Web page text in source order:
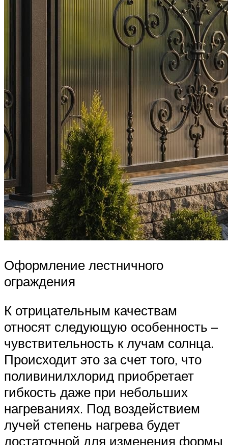
Оформление лестничного
ограждения
К отрицательным качествам
относят следующую особенность –
чувствительность к лучам солнца.
Происходит это за счет того, что
поливинилхлорид приобретает
гибкость даже при небольших
нагреваниях. Под воздействием
лучей степень нагрева будет
достаточной для изменения формы